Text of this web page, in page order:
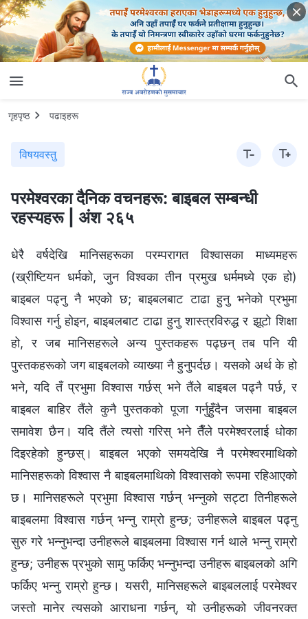
गृहपृष्ठ पढाइहरू
विषयवस्तु
परमेश्‍वरका दैनिक वचनहरू: बाइबल सम्‍बन्धी
रहस्यहरू | अंश २६५
धेरै वर्षदेखि मानिसहरूका परम्परागत विश्‍वासका माध्यमहरू
(ख्रीष्टियन धर्मको, जुन विश्‍वका तीन प्रमुख धर्ममध्ये एक हो)
बाइबल पढ्नु नै भएको छ; बाइबलबाट टाढा हुनु भनेको प्रभुमा
विश्‍वास गर्नु होइन, बाइबलबाट टाढा हुनु शास्त्रविरुद्ध र झूटो शिक्षा
हो, र जब मानिसहरूले अन्य पुस्तकहरू पढ्छन् तब पनि यी
पुस्तकहरूको जग बाइबलको व्याख्या नै हुनुपर्दछ। यसको अर्थ के हो
भने, यदि तँ प्रभुमा विश्‍वास गर्छस् भने तैंले बाइबल पढ्नै पर्छ, र
बाइबल बाहिर तैंले कुनै पुस्तकको पूजा गर्नुहुँदैन जसमा बाइबल
समावेश छैन। यदि तैंले त्यसो गरिस् भने तैँले परमेश्‍वरलाई धोका
दिइरहेको हुन्छस्। बाइबल भएको समयदेखि नै परमेश्‍वरमाथिको
मानिसहरूको विश्‍वास नै बाइबलमाथिको विश्‍वासको रूपमा रहिआएको
छ। मानिसहरूले प्रभुमा विश्‍वास गर्छन् भन्नुको सट्टा तिनीहरूले
बाइबलमा विश्‍वास गर्छन् भन्नु राम्रो हुन्छ; उनीहरूले बाइबल पढ्नु
सुरु गरे भन्नुभन्दा उनीहरूले बाइबलमा विश्‍वास गर्न थाले भन्नु राम्रो
हुन्छ; उनीहरू प्रभुको सामु फर्किए भन्नुभन्दा उनीहरू बाइबलको अगि
फर्किए भन्नु राम्रो हुन्छ। यसरी, मानिसहरूले बाइबललाई परमेश्‍वर
जस्तो मानेर त्यसको आराधना गर्छन्, यो उनीहरूको जीवनरक्त